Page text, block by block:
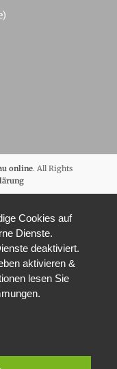
online. All Rights
Cookies auf
Dienste.
deaktiviert.
aktivieren &
lesen Sie